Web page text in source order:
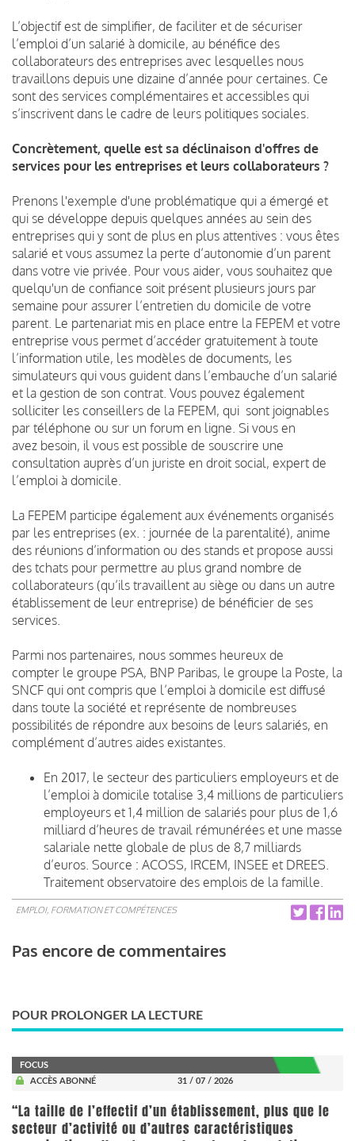
L’objectif est de simplifier, de faciliter et de sécuriser
l’emploi d’un salarié à domicile, au bénéfice des
collaborateurs des entreprises avec lesquelles nous
travaillons depuis une dizaine d’année pour certaines. Ce
sont des services complémentaires et accessibles qui
s’inscrivent dans le cadre de leurs politiques sociales.
Concrètement, quelle est sa déclinaison d'offres de
services pour les entreprises et leurs collaborateurs ?
Prenons l'exemple d'une problématique qui a émergé et
qui se développe depuis quelques années au sein des
entreprises qui y sont de plus en plus attentives : vous êtes
salarié et vous assumez la perte d’autonomie d’un parent
dans votre vie privée. Pour vous aider, vous souhaitez que
quelqu'un de confiance soit présent plusieurs jours par
semaine pour assurer l’entretien du domicile de votre
parent. Le partenariat mis en place entre la FEPEM et votre
entreprise vous permet d’accéder gratuitement à toute
l’information utile, les modèles de documents, les
simulateurs qui vous guident dans l’embauche d’un salarié
et la gestion de son contrat. Vous pouvez également
solliciter les conseillers de la FEPEM, qui sont joignables
par téléphone ou sur un forum en ligne. Si vous en
avez besoin, il vous est possible de souscrire une
consultation auprès d’un juriste en droit social, expert de
l’emploi à domicile.
La FEPEM participe également aux événements organisés
par les entreprises (ex. : journée de la parentalité), anime
des réunions d’information ou des stands et propose aussi
des tchats pour permettre au plus grand nombre de
collaborateurs (qu’ils travaillent au siège ou dans un autre
établissement de leur entreprise) de bénéficier de ses
services.
Parmi nos partenaires, nous sommes heureux de
compter le groupe PSA, BNP Paribas, le groupe la Poste, la
SNCF qui ont compris que l’emploi à domicile est diffusé
dans toute la société et représente de nombreuses
possibilités de répondre aux besoins de leurs salariés, en
complément d’autres aides existantes.
En 2017, le secteur des particuliers employeurs et de
l’emploi à domicile totalise 3,4 millions de particuliers
employeurs et 1,4 million de salariés pour plus de 1,6
milliard d’heures de travail rémunérées et une masse
salariale nette globale de plus de 8,7 milliards
d’euros. Source : ACOSS, IRCEM, INSEE et DREES.
Traitement observatoire des emplois de la famille.
EMPLOI, FORMATION ET COMPÉTENCES
Pas encore de commentaires
POUR PROLONGER LA LECTURE
FOCUS
ACCÈS ABONNÉ
31 / 07 / 2026
“La taille de l’effectif d’un établissement, plus que le
secteur d’activité ou d’autres caractéristiques